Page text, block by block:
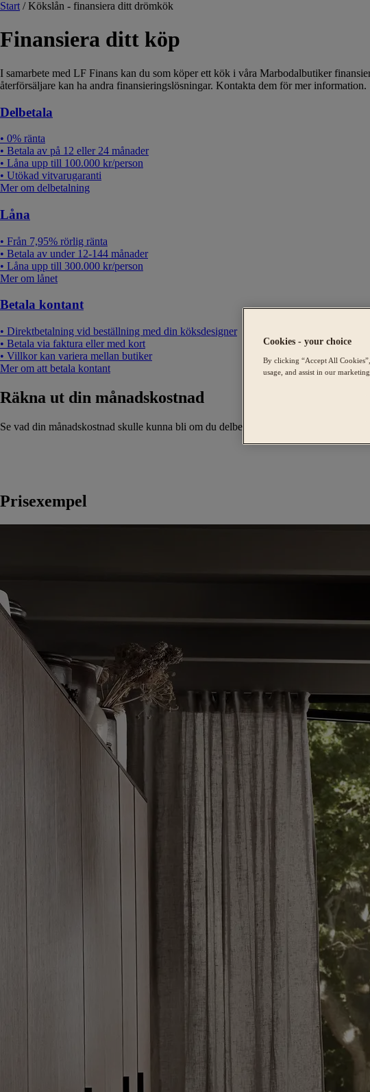
Start / Kökslån - finansiera ditt drömkök
Finansiera ditt köp
I samarbete med LF Finans kan du som köper ett kök i våra Marbodalbutiker
återförsäljare kan ha andra finansieringslösningar. Kontakta dem för mer information.
Delbetala
• 0% ränta
• Betala av på 12 eller 24 månader
• Låna upp till 100.000 kr/person
• Utökad vitvarugaranti
Mer om delbetalning
Låna
• Från 7,95% rörlig ränta
• Betala av under 12-144 månader
• Låna upp till 300.000 kr/person
Mer om lånet
Betala kontant
• Direktbetalning vid beställning med din köksdesigner
• Betala via faktura eller med kort
• Villkor kan variera mellan butiker
Mer om att betala kontant
Räkna ut din månadskostnad
Se vad din månadskostnad skulle kunna bli om du delbetalar eller lånar.
Prisexempel
Cookies - your choice
By clicking “Accept All
usage, and assist in our